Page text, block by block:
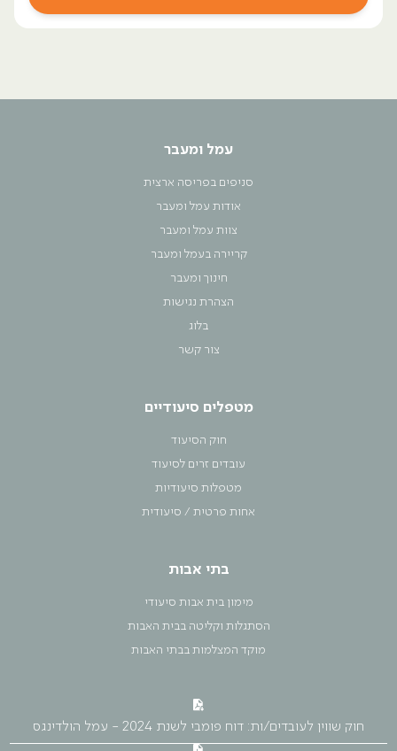
עמל ומעבר
סניפים בפריסה ארצית
אודות עמל ומעבר
צוות עמל ומעבר
קריירה בעמל ומעבר
חינוך ומעבר
הצהרת נגישות
בלוג
צור קשר
מטפלים סיעודיים
חוק הסיעוד
עובדים זרים לסיעוד
מטפלות סיעודיות
אחות פרטית / סיעודית
בתי אבות
מימון בית אבות סיעודי
הסתגלות וקליטה בבית האבות
מוקד המצלמות בבתי האבות
חוק שווין לעובדים/ות: דוח פומבי לשנת 2024 - עמל הולדינגס